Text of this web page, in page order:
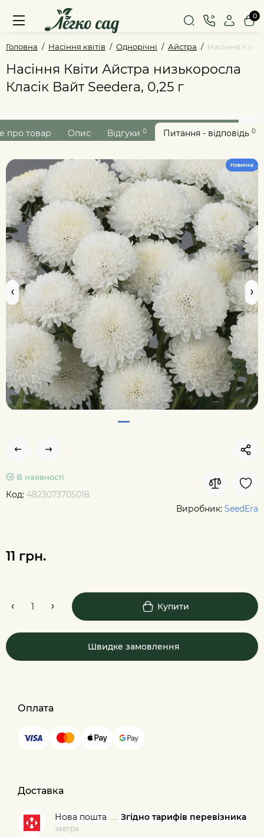
0
Головна Насіння квітів Однорічні Айстра Насіння
Насіння Квіти Айстра низькоросла
Класік Вайт Seedera, 0,25 г
про товар Опис Відгуки 0 Питання - відповідь 0
Новинка
В наявності
Код: 4823073705018
Виробник: SeedEra
11 грн.
Купити
Швидке замовлення
Оплата
Доставка
Нова пошта
завтра
Згідно тарифів перевізника